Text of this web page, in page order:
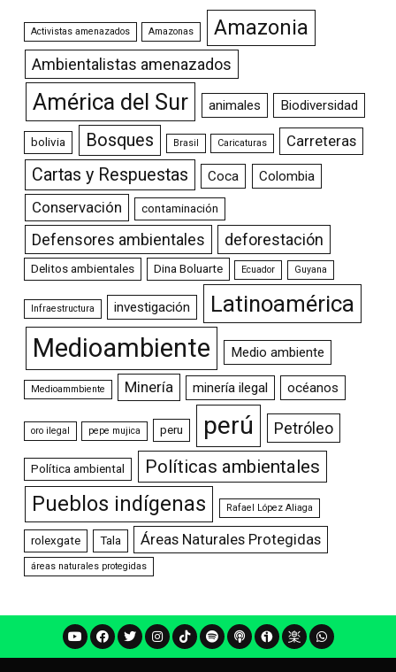
Activistas amenazados Amazonas Amazonia
Ambientalistas amenazados
América del Sur animales Biodiversidad
bolivia Bosques Brasil Caricaturas Carreteras
Cartas y Respuestas Coca Colombia
Conservación contaminación
Defensores ambientales deforestación
Delitos ambientales Dina Boluarte Ecuador Guyana
Infraestructura investigación Latinoamérica
Medioambiente Medio ambiente
Medioammbiente Minería minería ilegal océanos
oro ilegal pepe mujica peru perú Petróleo
Política ambiental Políticas ambientales
Pueblos indígenas Rafael López Aliaga
rolexgate Tala Áreas Naturales Protegidas
áreas naturales protegidas